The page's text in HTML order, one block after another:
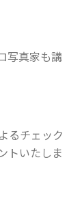
写真家も講
るチェック
トいたしま